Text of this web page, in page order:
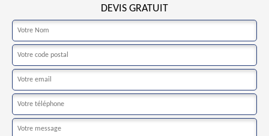
DEVIS GRATUIT